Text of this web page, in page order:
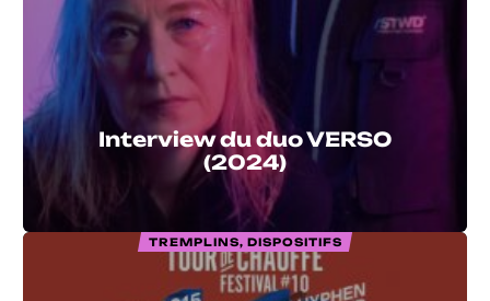
Interview du duo VERSO
(2024)
TREMPLINS, DISPOSITIFS